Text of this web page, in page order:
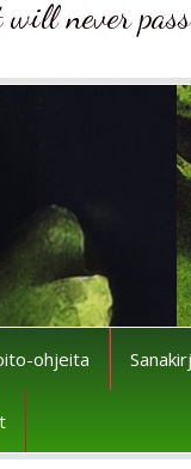
never
ohjeita